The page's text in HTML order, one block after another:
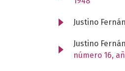
Justino
Justino
número 16,